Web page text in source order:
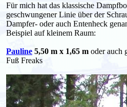
Für mich hat das klassische
geschwungener Linie über der
Dampfer- oder auch Entenheck
Beispiel auf kleinem Raum:
Pauline 5,50 m x 1,65 m oder auch
Fuß Freaks